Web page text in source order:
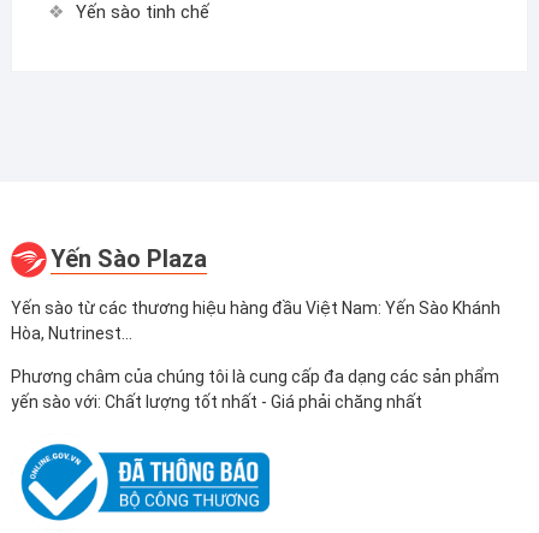
Yến sào tinh chế
Yến Sào Plaza
Yến sào từ các thương hiệu hàng đầu Việt Nam: Yến Sào Khánh
Hòa, Nutrinest...
Phương châm của chúng tôi là cung cấp đa dạng các sản phẩm
yến sào với: Chất lượng tốt nhất - Giá phải chăng nhất